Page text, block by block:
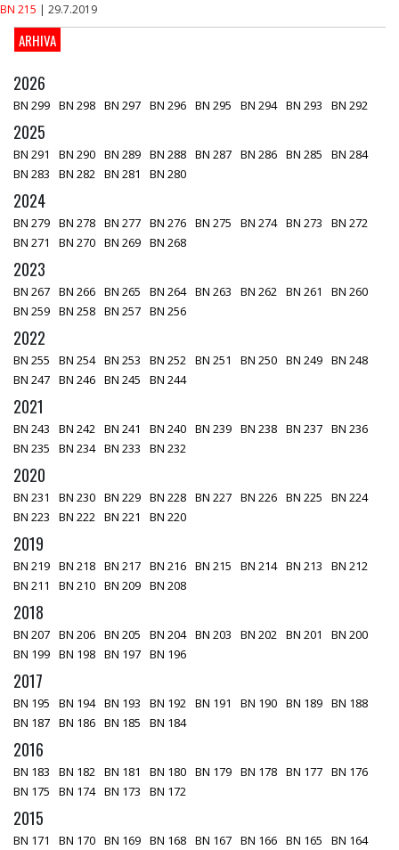
BN 215 | 29.7.2019
ARHIVA
2026
BN 299 BN 298 BN 297 BN 296 BN 295 BN 294 BN 293 BN 292
2025
BN 291 BN 290 BN 289 BN 288 BN 287 BN 286 BN 285
BN 284
BN 283
BN 282 BN 281 BN 280
2024
BN 279 BN 278 BN 277 BN 276 BN 275 BN 274 BN 273
BN 272
BN 271
BN 270 BN 269 BN 268
2023
BN 267 BN 266 BN 265 BN 264 BN 263 BN 262 BN 261
BN 260
BN 259 BN 258 BN 257 BN 256
2022
BN 255 BN 254 BN 253 BN 252 BN 251 BN 250 BN 249 BN 248
BN 247 BN 246 BN 245 BN 244
2021
BN 243 BN 242 BN 241 BN 240 BN 239 BN 238 BN 237 BN 236
BN 235
BN 234 BN 233 BN 232
2020
BN 231 BN 230 BN 229 BN 228 BN 227 BN 226 BN 225
BN 224
BN 223
BN 222 BN 221 BN 220
2019
BN 219 BN 218 BN 217 BN 216 BN 215 BN 214 BN 213
BN 212
BN 211
BN 210 BN 209 BN 208
2018
BN 207 BN 206 BN 205 BN 204 BN 203 BN 202 BN 201
BN 200
BN 199 BN 198 BN 197 BN 196
2017
BN 195 BN 194 BN 193 BN 192 BN 191 BN 190 BN 189 BN 188
BN 187 BN 186 BN 185 BN 184
2016
BN 183 BN 182 BN 181 BN 180 BN 179 BN 178 BN 177 BN 176
BN 175
BN 174 BN 173 BN 172
2015
BN 171 BN 170 BN 169 BN 168 BN 167 BN 166 BN 165
BN 164